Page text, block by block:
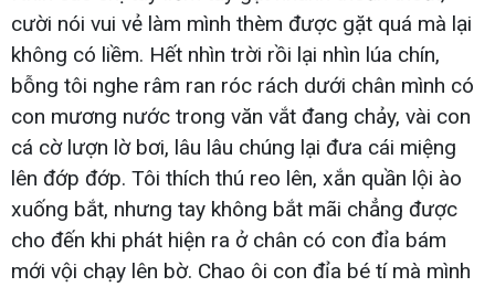
cười nói vui vẻ làm mình thèm được gặt quá mà lại
không có liềm. Hết nhìn trời rồi lại nhìn lúa chín,
bỗng tôi nghe râm ran róc rách dưới chân mình có
con mương nước trong văn vắt đang chảy, vài con
cá cờ lượn lờ bơi, lâu lâu chúng lại đưa cái miệng
lên đớp đớp. Tôi thích thú reo lên, xắn quần lội ào
xuống bắt, nhưng tay không bắt mãi chẳng được
cho đến khi phát hiện ra ở chân có con đỉa bám
mới vội chạy lên bờ. Chao ôi con đỉa bé tí mà mình